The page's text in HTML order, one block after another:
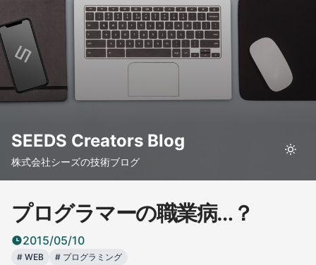
SEEDS Creators Blog
株式会社シーズの技術ブログ
プログラマーの職業病…？
2015/05/10
# WEB # プログラミング